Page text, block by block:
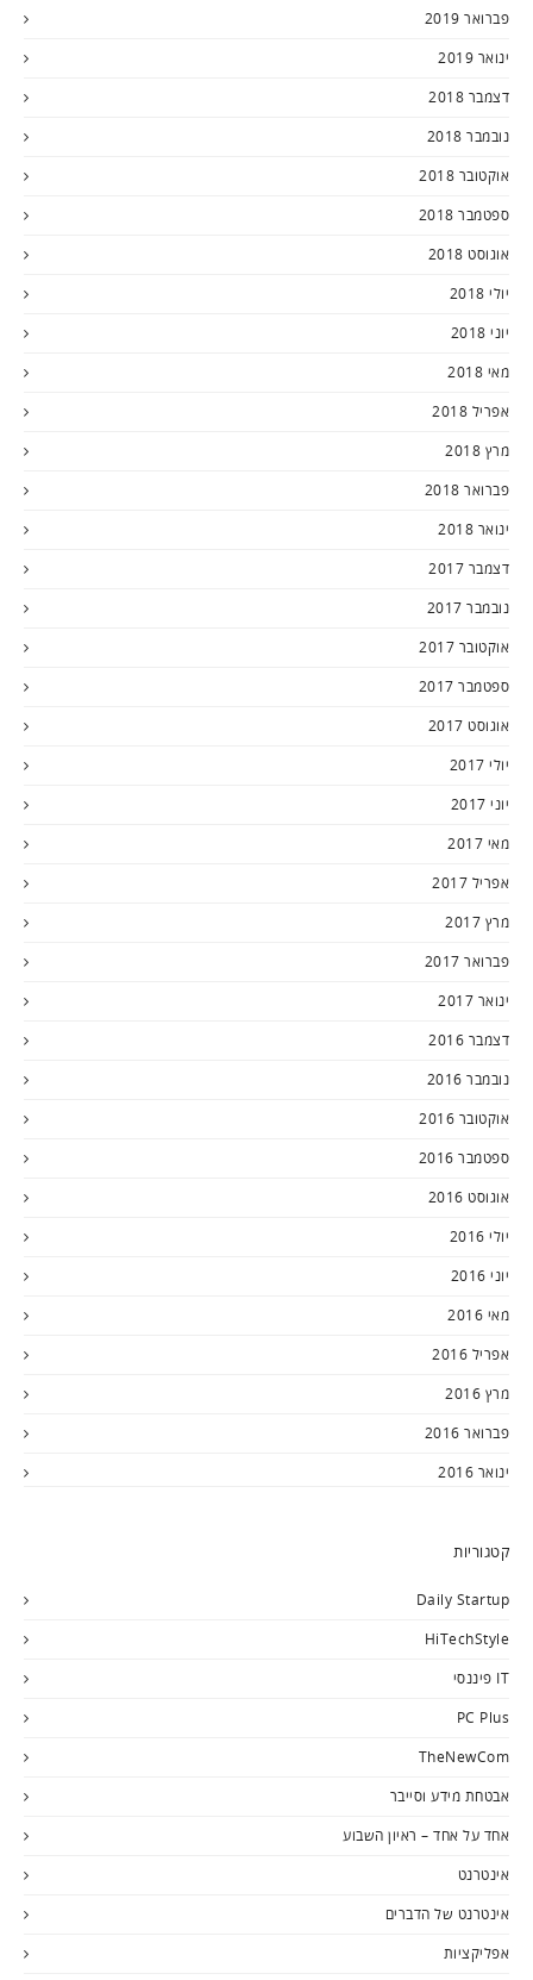
פברואר 2019
ינואר 2019
דצמבר 2018
נובמבר 2018
אוקטובר 2018
ספטמבר 2018
אוגוסט 2018
יולי 2018
יוני 2018
מאי 2018
אפריל 2018
מרץ 2018
פברואר 2018
ינואר 2018
דצמבר 2017
נובמבר 2017
אוקטובר 2017
ספטמבר 2017
אוגוסט 2017
יולי 2017
יוני 2017
מאי 2017
אפריל 2017
מרץ 2017
פברואר 2017
ינואר 2017
דצמבר 2016
נובמבר 2016
אוקטובר 2016
ספטמבר 2016
אוגוסט 2016
יולי 2016
יוני 2016
מאי 2016
אפריל 2016
מרץ 2016
פברואר 2016
ינואר 2016
קטגוריות
Daily Startup
HiTechStyle
IT פיננסי
PC Plus
TheNewCom
אבטחת מידע וסייבר
אחד על אחד – ראיון השבוע
אינטרנט
אינטרנט של הדברים
אפליקציות